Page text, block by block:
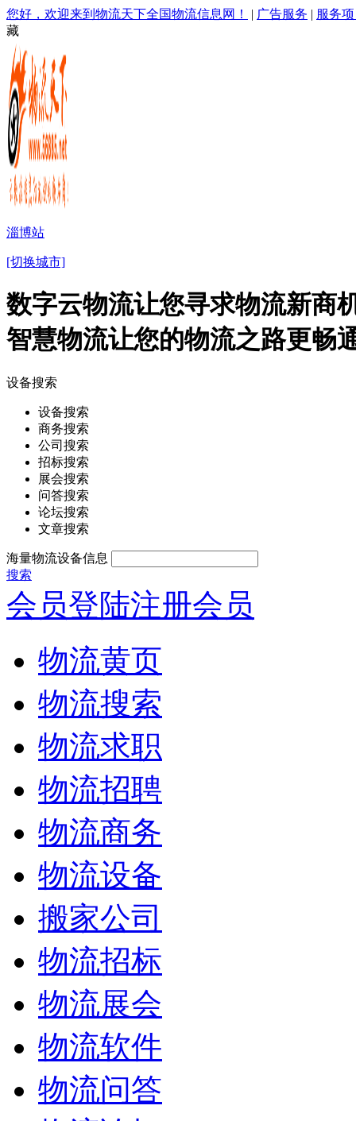
您好，欢迎来到物流天下全国物流信息网！ | 广告服务 | 服务
藏
淄博站
[切换城市]
数字云物流让您寻求物流新商
智慧物流让您的物流之路更畅
设备搜索
设备搜索
商务搜索
公司搜索
招标搜索
展会搜索
问答搜索
论坛搜索
文章搜索
海量物流设备信息
搜索
会员登陆注册会员
物流黄页
物流搜索
物流求职
物流招聘
物流商务
物流设备
搬家公司
物流招标
物流展会
物流软件
物流问答